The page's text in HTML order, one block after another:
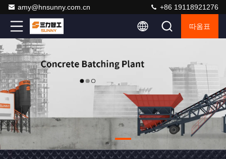
amy@hnsunny.com.cn +86 19118921276
따옴표